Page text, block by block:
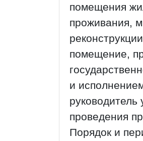
помещения
проживания,
помещение,
и
руководитель
проведения
Порядок и